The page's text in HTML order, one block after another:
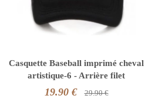
Casquette Baseball imprimé cheval
artistique-6 - Arrière filet
19.90 € 29.90 €